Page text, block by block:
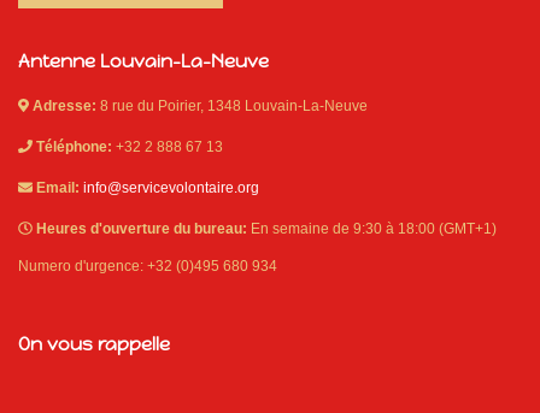
Antenne Louvain-La-Neuve
Adresse: 8 rue du Poirier, 1348 Louvain-La-Neuve
Téléphone: +32 2 888 67 13
Email: info@servicevolontaire.org
Heures d'ouverture du bureau: En semaine de 9:30 à 18:00 (GMT+1)
Numero d'urgence: +32 (0)495 680 934
On vous rappelle